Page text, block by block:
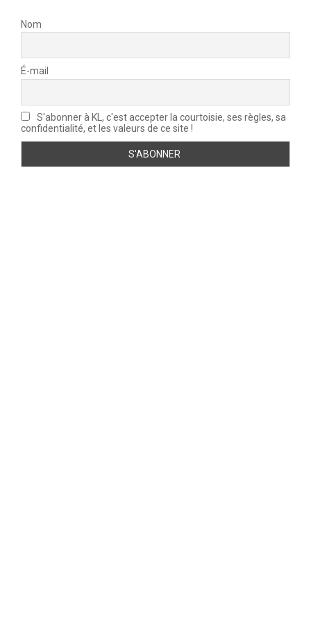
Nom
É-mail
S'abonner à KL, c'est accepter la courtoisie, ses règles, sa
confidentialité, et les valeurs de ce site !